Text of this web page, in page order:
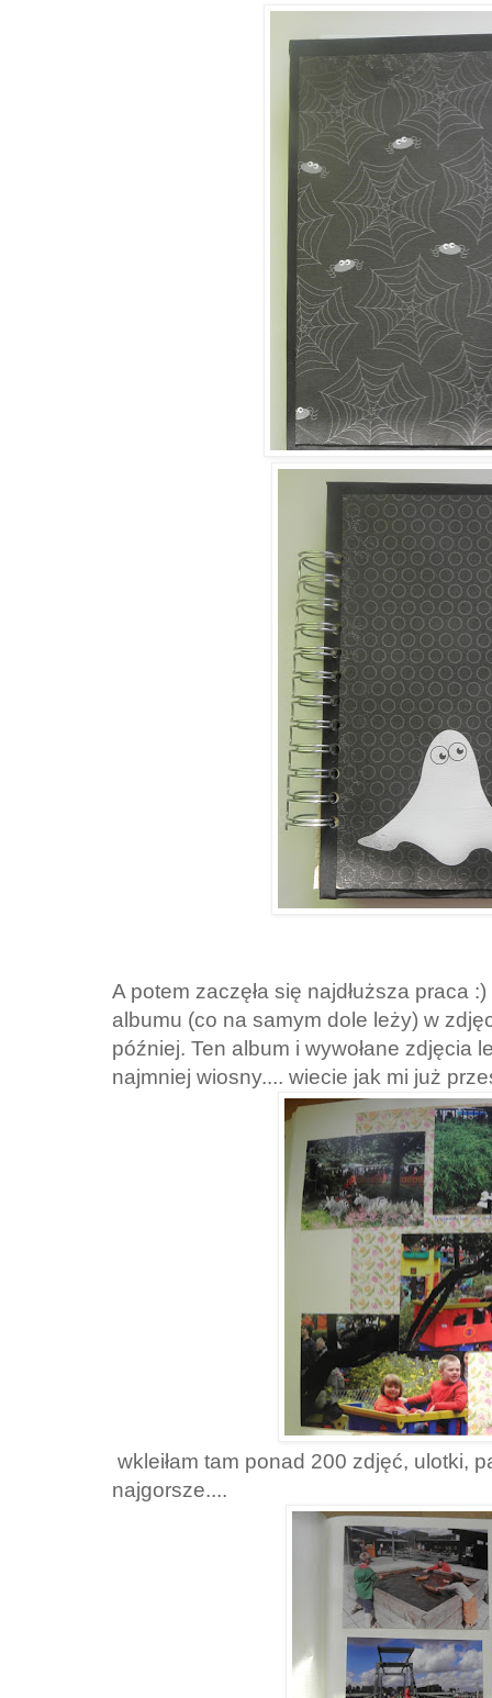
A potem zaczęła się najdłuższa praca
albumu (co na samym dole leży) w
później. Ten album i wywołane zdjęcia
najmniej wiosny.... wiecie jak mi już
wkleiłam tam ponad 200 zdjęć, ulotki,
najgorsze....